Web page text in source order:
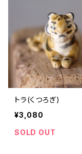
トラ(くつろぎ)
¥3,080
SOLD OUT